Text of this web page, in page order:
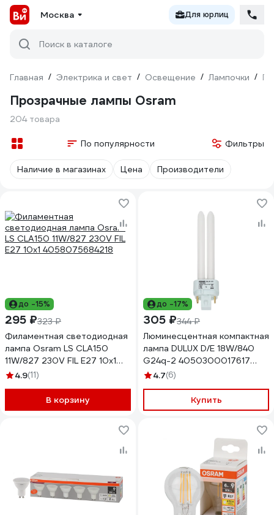
Москва Для юрлиц
Поиск в каталоге
Главная / Электрика и свет / Освещение / Лампочки /
Прозрачные лампы Osram
204 товара
По популярности Фильтры
Наличие в магазинах Цена Производители
до -15%
295 ₽323 ₽
Филаментная светодиодная
лампа Osram LS CLA150
11W/827 230V FIL E27 10x1
4058075684218
4.9(11)
В корзину
до -17%
305 ₽344 ₽
Люминесцентная компактная
лампа DULUX D/E 18W/840
G24q-2 4050300017617
4099854122378
4.7(6)
Купить